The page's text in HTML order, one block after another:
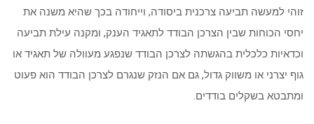
זוהי למעשה תביעה צרכנית ביסודה, וייחודה בכך שהיא משנה את
יחסי הכוחות שבין הצרכן הבודד לתאגיד הענק, ומקנה עילת תביעה
וכדאיות כלכלית בהגשתה לצרכן הבודד שנפגע מעוולה של תאגיד או
גוף יצרני או משווק גדול, גם אם הנזק שנגרם לצרכן הבודד הוא פעוט
ומתבטא בשקלים בודדים.